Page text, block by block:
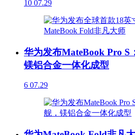
10 07.29
华为发布MateBook Pro S
镁铝合金一体化成型
6 07.29